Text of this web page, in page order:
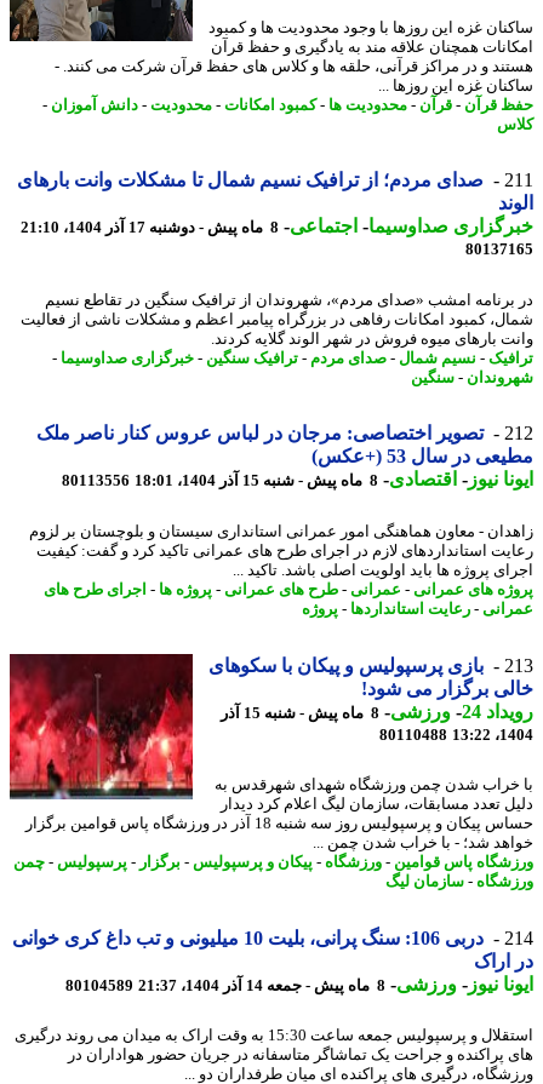
غزه این روزها با وجود محدودیت ها و کمبود
همچنان علاقه مند به یادگیری و حفظ قرآن
و در مراکز قرآنی، حلقه ها و کلاس های حفظ قرآن شرکت می کنند. -
غزه این روزها ...
قرآن- قرآن- محدودیت ها- کمبود امکانات-محدودیت-دانش آموزان-
صدای مردم؛ از ترافیک نسیم شمال تا مشکلات وانت بارهای
صداوسیما-اجتماعی-8 ماه پیش - دوشنبه 17 آذر 1404، 21:10
امشب «صدای مردم»، شهروندان از ترافیک سنگین در تقاطع نسیم
کمبود امکانات رفاهی در بزرگراه پیامبر اعظم و مشکلات ناشی از فعالیت
بارهای میوه فروش در شهر الوند گلایه کردند.
-نسیم شمال-صدای مردم- ترافیک سنگین-خبرگزاری صداوسیما-
- سنگین
تصویر اختصاصی: مرجان در لباس عروس کنار ناصر ملک
در سال 53 (+عکس)
نیوز-اقتصادی-8 ماه پیش - شنبه 15 آذر 1404، 18:01 80113556
- معاون هماهنگی امور عمرانی استانداری سیستان و بلوچستان بر لزوم
استانداردهای لازم در اجرای طرح های عمرانی تاکید کرد و گفت: کیفیت
پروژه ها باید اولویت اصلی باشد. تاکید ...
های عمرانی- عمرانی- طرح های عمرانی- پروژه ها - اجرای طرح های
- رعایت استانداردها -پروژه
بازی پرسپولیس و پیکان با سکوهای
برگزار می شود!
24
-ورزشی-
8 ماه پیش - شنبه 15 آذر
80110488
خراب شدن چمن ورزشگاه شهدای شهرقدس به
تعدد مسابقات، سازمان لیگ اعلام کرد دیدار
حساس پیکان و پرسپولیس روز سه شنبه 18 آذر در ورزشگاه پاس قوامین برگزار
شد؛ - با خراب شدن چمن ...
پاس قوامین -ورزشگاه-پیکان و پرسپولیس-برگزار - پرسپولیس-چمن
-سازمان لیگ
دربی 106: سنگ پرانی، بلیت 10 میلیونی و تب داغ کری خوانی
نیوز-ورزشی-8 ماه پیش - جمعه 14 آذر 1404، 21:37 80104589
استقلال و پرسپولیس جمعه ساعت 15:30 به وقت اراک به میدان می روند درگیری
پراکنده و جراحت یک تماشاگر متاسفانه در جریان حضور هواداران در
درگیری های پراکنده ای میان طرفداران دو ...